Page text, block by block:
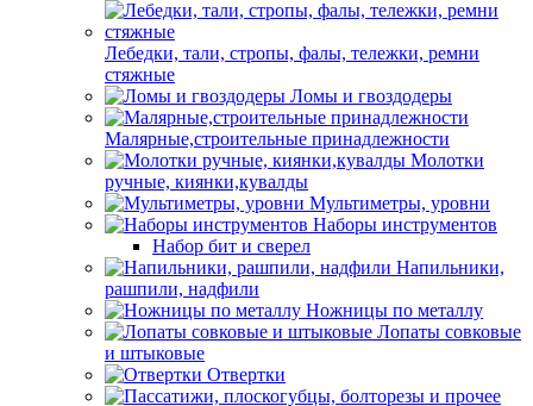
Лебедки, тали, стропы, фалы, тележки, ремни
стяжные
Ломы и гвоздодеры
Малярные,строительные принадлежности
Молотки
ручные, киянки,кувалды
Мультиметры, уровни
Наборы инструментов
Набор бит и сверел
Напильники,
рашпили, надфили
Ножницы по металлу
Лопаты совковые
и штыковые
Отвертки